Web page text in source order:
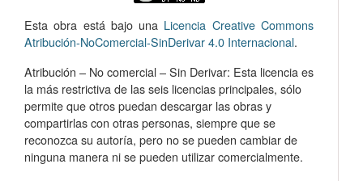
Esta obra está bajo una Licencia Creative Commons
Atribución-NoComercial-SinDerivar 4.0 Internacional.
Atribución – No comercial – Sin Derivar: Esta licencia es
la más restrictiva de las seis licencias principales, sólo
permite que otros puedan descargar las obras y
compartirlas con otras personas, siempre que se
reconozca su autoría, pero no se pueden cambiar de
ninguna manera ni se pueden utilizar comercialmente.